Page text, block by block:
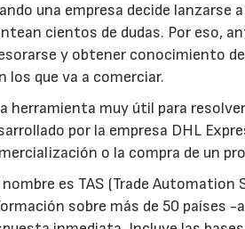
una empresa decide
cientos de dudas. Por eso,
y obtener conocimiento
los que va a comerciar.
herramienta muy útil para
por la empresa DHL
o la compra de un
nombre es TAS (Trade
sobre más de 50 países